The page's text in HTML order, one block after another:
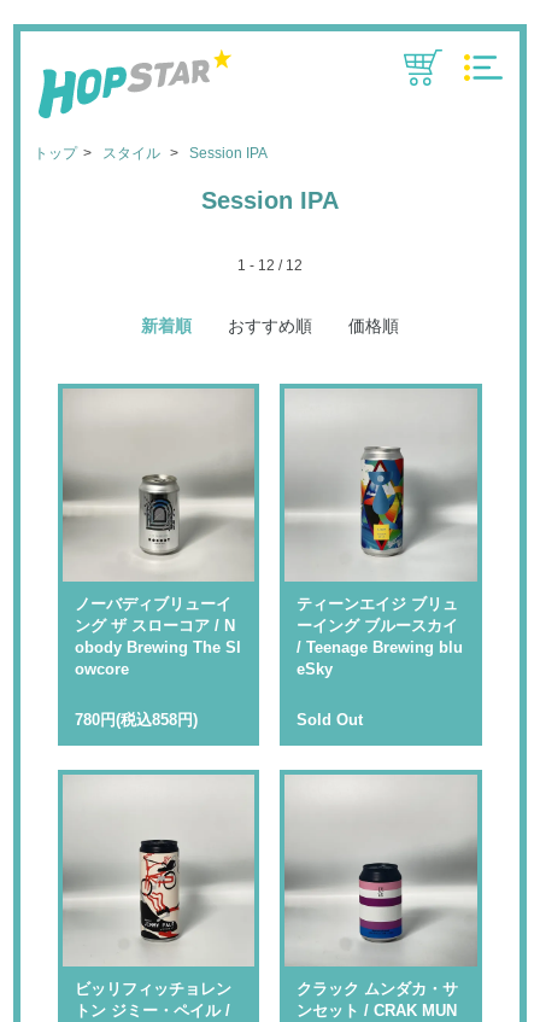
トップ スタイル Session IPA
Session IPA
1 - 12 / 12
新着順 おすすめ順 価格順
ノーバディブリューイ
ング ザ スローコア / N
obody Brewing The Sl
owcore
780円(税込858円)
ティーンエイジ ブリュ
ーイング ブルースカイ
/ Teenage Brewing blu
eSky
Sold Out
ビッリフィッチョレン
トン ジミー・ペイル /
クラック ムンダカ・サ
ンセット / CRAK MUN